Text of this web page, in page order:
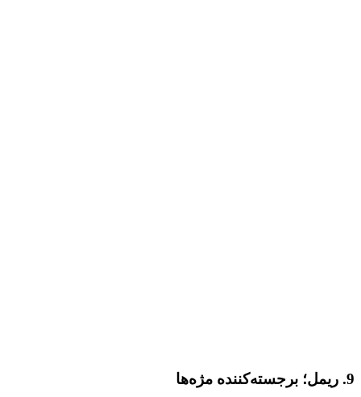
9. ریمل؛ برجسته‌کننده مژه‌ها